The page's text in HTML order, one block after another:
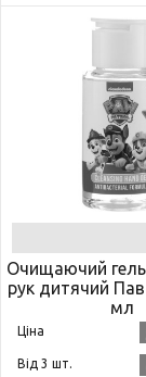
Очищаючий
рук дитячий
мл
Ціна
Від 3 шт.